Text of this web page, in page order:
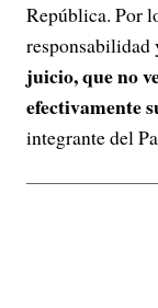
República. Por
responsabilidad
juicio, que no
efectivamente
integrante del